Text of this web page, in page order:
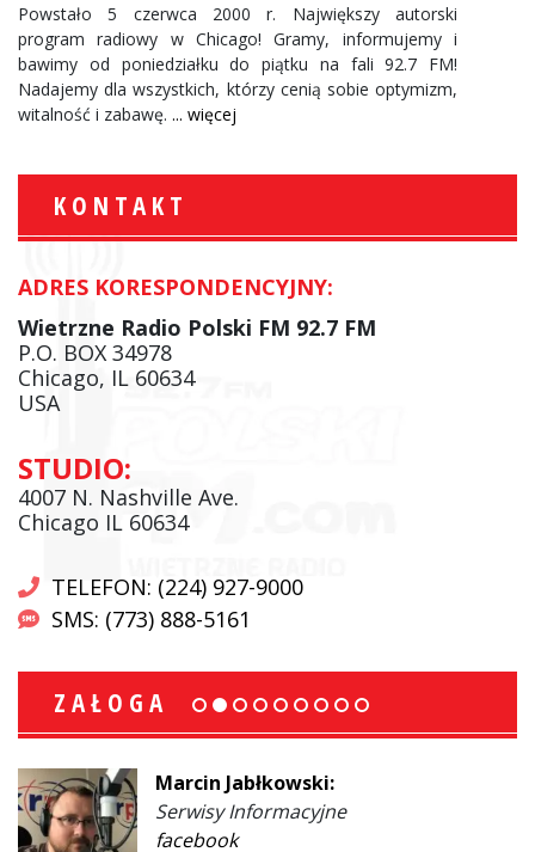
Powstało 5 czerwca 2000 r. Największy autorski
program radiowy w Chicago! Gramy, informujemy i
bawimy od poniedziałku do piątku na fali 92.7 FM!
Nadajemy dla wszystkich, którzy cenią sobie optymizm,
witalność i zabawę. ... więcej
KONTAKT
ADRES KORESPONDENCYJNY:
Wietrzne Radio Polski FM 92.7 FM
P.O. BOX 34978
Chicago, IL 60634
USA
STUDIO:
4007 N. Nashville Ave.
Chicago IL 60634
TELEFON: (224) 927-9000
SMS: (773) 888-5161
ZAŁOGA
Marcin Jabłkowski:
Serwisy Informacyjne
facebook